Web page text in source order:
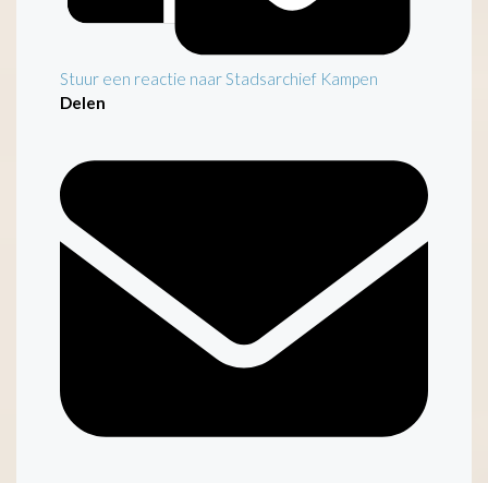
Stuur een reactie naar Stadsarchief Kampen
Delen